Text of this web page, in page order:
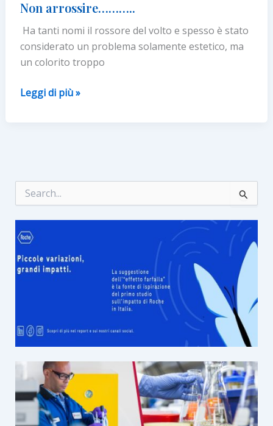
Non arrossire………..
Ha tanti nomi il rossore del volto e spesso è stato
considerato un problema solamente estetico, ma
un colorito troppo
Non
Leggi di più »
c
a